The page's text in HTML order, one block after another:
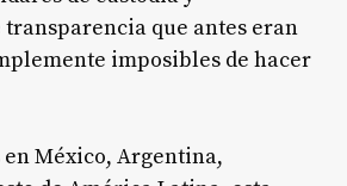
que antes eran
imposibles de hacer
México, Argentina,